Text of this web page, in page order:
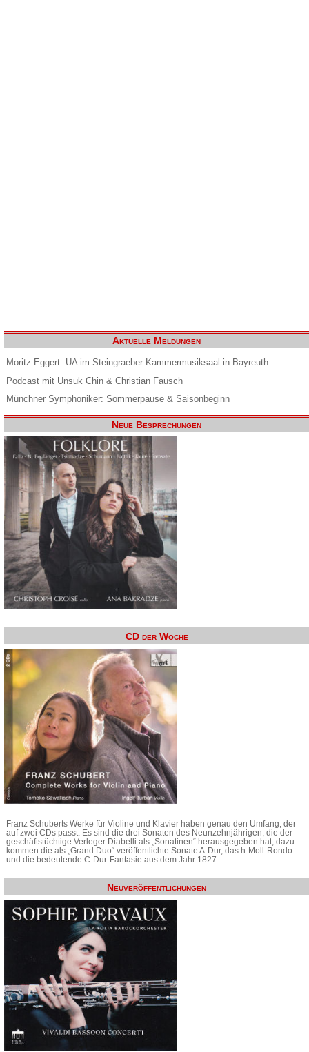
Aktuelle Meldungen
Moritz Eggert. UA im Steingraeber Kammermusiksaal in Bayreuth
Podcast mit Unsuk Chin & Christian Fausch
Münchner Symphoniker: Sommerpause & Saisonbeginn
Neue Besprechungen
CD der Woche
Franz Schuberts Werke für Violine und Klavier haben genau den Umfang, der
auf zwei CDs passt. Es sind die drei Sonaten des Neunzehnjährigen, die der
geschäftstüchtige Verleger Diabelli als „Sonatinen“ herausgegeben hat, dazu
kommen die als „Grand Duo“ veröffentlichte Sonate A-Dur, das h-Moll-Rondo
und die bedeutende C-Dur-Fantasie aus dem Jahr 1827.
Neuveröffentlichungen